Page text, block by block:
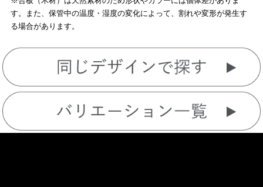
す。また、保管中の温度・湿度の変化によって、割れや変形が発生す
る場合があります。